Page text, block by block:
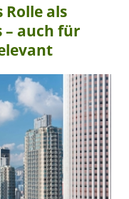
Rolle als
– auch für